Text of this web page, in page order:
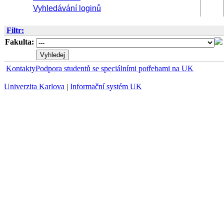
Vyhledávání loginů
Filtr:
Fakulta:
KontaktyPodpora studentů se speciálními potřebami na UK
Univerzita Karlova | Informační systém UK